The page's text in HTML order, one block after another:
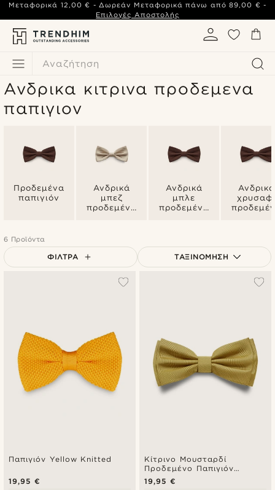
Αναζήτηση
Μεταφορικά 12,00 € - Δωρεάν Μεταφορικά πάνω από 89,00 € -
Επιλογές Αποστολής
Ανδρικα κιτρινα προδεμενα
παπιγιον
Προδεμένα
παπιγιόν
Ανδρικά
μπεζ
προδεμένα
Ανδρικά
μπλε
προδεμένα
Ανδρικά
6 Προϊόντα
ΦΊΛΤΡΑ ΤΑΞΙΝΌΜΗΣΗ
Παπιγιόν Yellow Knitted
19,95 €
Κίτρινο Μουσταρδί
Προδεμένο Παπιγιόν
Ψαροκόκκαλο
19,95 €